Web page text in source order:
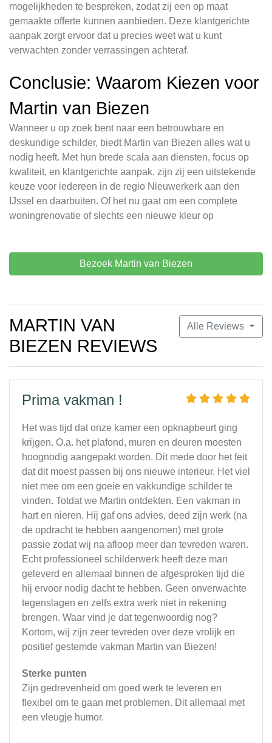
mogelijkheden te bespreken, zodat zij een op maat
gemaakte offerte kunnen aanbieden. Deze klantgerichte
aanpak zorgt ervoor dat u precies weet wat u kunt
verwachten zonder verrassingen achteraf.
Conclusie: Waarom Kiezen voor
Martin van Biezen
Wanneer u op zoek bent naar een betrouwbare en
deskundige schilder, biedt Martin van Biezen alles wat u
nodig heeft. Met hun brede scala aan diensten, focus op
kwaliteit, en klantgerichte aanpak, zijn zij een uitstekende
keuze voor iedereen in de regio Nieuwerkerk aan den
IJssel en daarbuiten. Of het nu gaat om een complete
woningrenovatie of slechts een nieuwe kleur op
Bezoek Martin van Biezen
Alle Reviews
MARTIN VAN
BIEZEN REVIEWS
Prima vakman !
Het was tijd dat onze kamer een opknapbeurt ging
krijgen. O.a. het plafond, muren en deuren moesten
hoognodig aangepakt worden. Dit mede door het feit
dat dit moest passen bij ons nieuwe interieur. Het viel
niet mee om een goeie en vakkundige schilder te
vinden. Totdat we Martin ontdekten. Een vakman in
hart en nieren. Hij gaf ons advies, deed zijn werk (na
de opdracht te hebben aangenomen) met grote
passie zodat wij na afloop meer dan tevreden waren.
Echt professioneel schilderwerk heeft deze man
geleverd en allemaal binnen de afgesproken tijd die
hij ervoor nodig dacht te hebben. Geen onverwachte
tegenslagen en zelfs extra werk niet in rekening
brengen. Waar vind je dat tegenwoordig nog?
Kortom, wij zijn zeer tevreden over deze vrolijk en
positief gestemde vakman Martin van Biezen!
Sterke punten
Zijn gedrevenheid om goed werk te leveren en
flexibel om te gaan met problemen. Dit allemaal met
een vleugje humor.